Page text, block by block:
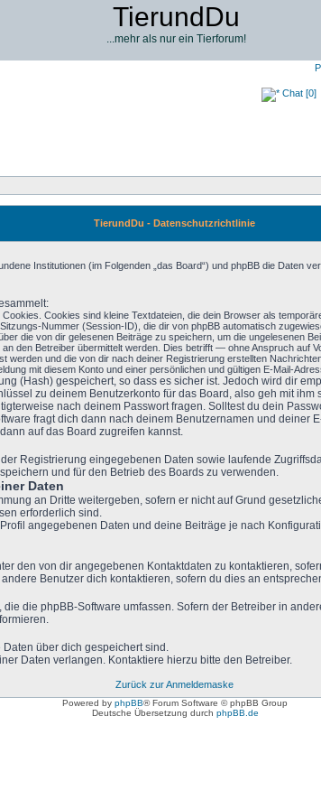
TierundDu
...mehr als nur ein Tierforum!
Chat [0]
TierundDu - Datenschutzrichtlinie
Institutionen (im Folgenden „das Board“) und phpBB die Daten
Cookies sind kleine Textdateien, die dein Browser als
Nummer (Session-ID), die dir von phpBB automatisch
die von dir gelesenen Beiträge zu speichern, um die ungelesenen
den Betreiber übermittelt werden. Dies betrifft — ohne Anspruch auf
werden und die von dir nach deiner Registrierung erstellten
mit diesem Konto und einer persönlichen und gültigen E-Mail-
(Hash) gespeichert, so dass es sicher ist. Jedoch wird dir
zu deinem Benutzerkonto für das Board, also geh mit
nach deinem Passwort fragen. Solltest du dein
fragt dich dann nach deinem Benutzernamen und deiner
auf das Board zugreifen kannst.
Registrierung eingegebenen Daten sowie laufende
und für den Betrieb des Boards zu verwenden.
Daten
an Dritte weitergeben, sofern er nicht auf Grund
erforderlich sind.
angegebenen Daten und deine Beiträge je nach
den von dir angegebenen Kontaktdaten zu kontaktieren,
Benutzer dich kontaktieren, sofern du dies an
die phpBB-Software umfassen. Sofern der Betreiber in
Daten über dich gespeichert sind.
Daten verlangen. Kontaktiere hierzu bitte den Betreiber.
Zurück zur Anmeldemaske
Powered by phpBB® Forum Software © phpBB Group
Deutsche Übersetzung durch phpBB.de